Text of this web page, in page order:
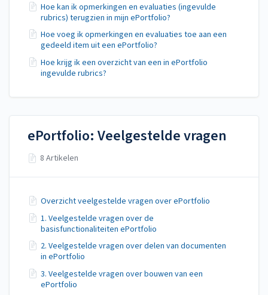
Hoe kan ik opmerkingen en evaluaties (ingevulde
rubrics) terugzien in mijn ePortfolio?
Hoe voeg ik opmerkingen en evaluaties toe aan een
gedeeld item uit een ePortfolio?
Hoe krijg ik een overzicht van een in ePortfolio
ingevulde rubrics?
ePortfolio: Veelgestelde vragen
8 Artikelen
Overzicht veelgestelde vragen over ePortfolio
1. Veelgestelde vragen over de
basisfunctionaliteiten ePortfolio
2. Veelgestelde vragen over delen van documenten
in ePortfolio
3. Veelgestelde vragen over bouwen van een
ePortfolio